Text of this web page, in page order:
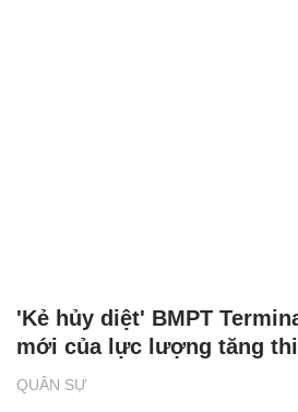
QUÂN SỰ
'Kẻ hủy diệt' BMPT
mới của lực lượng tăng